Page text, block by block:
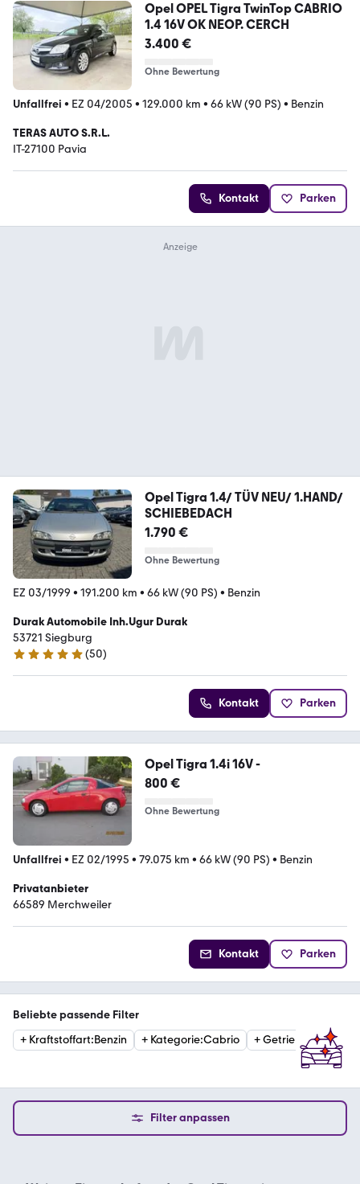
Opel OPEL Tigra TwinTop CABRIO
1.4 16V OK NEOP. CERCH
3.400 €
Ohne Bewertung
Unfallfrei • EZ 04/2005 • 129.000 km • 66 kW (90 PS) • Benzin
TERAS AUTO S.R.L.
IT-27100 Pavia
Kontakt Parken
Opel Tigra 1.4/ TÜV NEU/ 1.HAND/
SCHIEBEDACH
1.790 €
Ohne Bewertung
EZ 03/1999 • 191.200 km • 66 kW (90 PS) • Benzin
Durak Automobile Inh.Ugur Durak
53721 Siegburg
4.8 Sterne
(50)
Kontakt Parken
Opel Tigra 1.4i 16V -
800 €
Ohne Bewertung
Unfallfrei • EZ 02/1995 • 79.075 km • 66 kW (90 PS) • Benzin
Privatanbieter
66589 Merchweiler
Kontakt Parken
Beliebte passende Filter
+ Kraftstoffart:Benzin + Kategorie:Cabrio +Getriebe:
Filter anpassen